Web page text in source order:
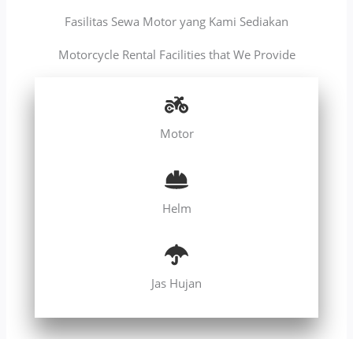
Fasilitas Sewa Motor yang Kami Sediakan
Motorcycle Rental Facilities that We Provide
Motor
Helm
Jas Hujan